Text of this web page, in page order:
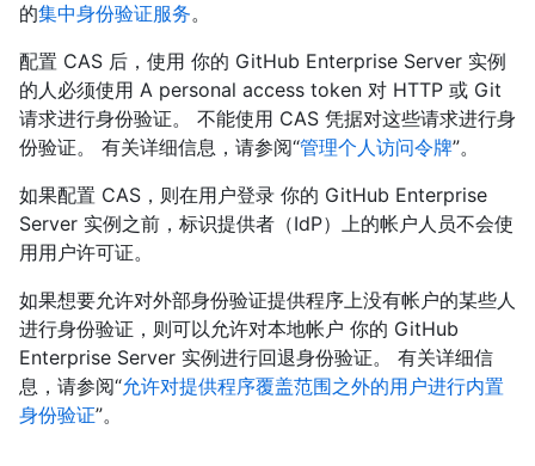
的集中身份验证服务。
配置 CAS 后，使用 你的 GitHub Enterprise Server 实例
的人必须使用 A personal access token 对 HTTP 或 Git
请求进行身份验证。 不能使用 CAS 凭据对这些请求进行身
份验证。 有关详细信息，请参阅“管理个人访问令牌”。
如果配置 CAS，则在用户登录 你的 GitHub Enterprise
Server 实例之前，标识提供者（IdP）上的帐户人员不会使
用用户许可证。
如果想要允许对外部身份验证提供程序上没有帐户的某些人
进行身份验证，则可以允许对本地帐户 你的 GitHub
Enterprise Server 实例进行回退身份验证。 有关详细信
息，请参阅“允许对提供程序覆盖范围之外的用户进行内置
身份验证”。